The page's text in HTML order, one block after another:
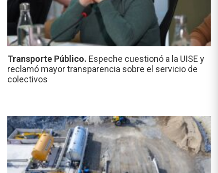
Transporte Público. Espeche cuestionó a la UISE y
reclamó mayor transparencia sobre el servicio de
colectivos